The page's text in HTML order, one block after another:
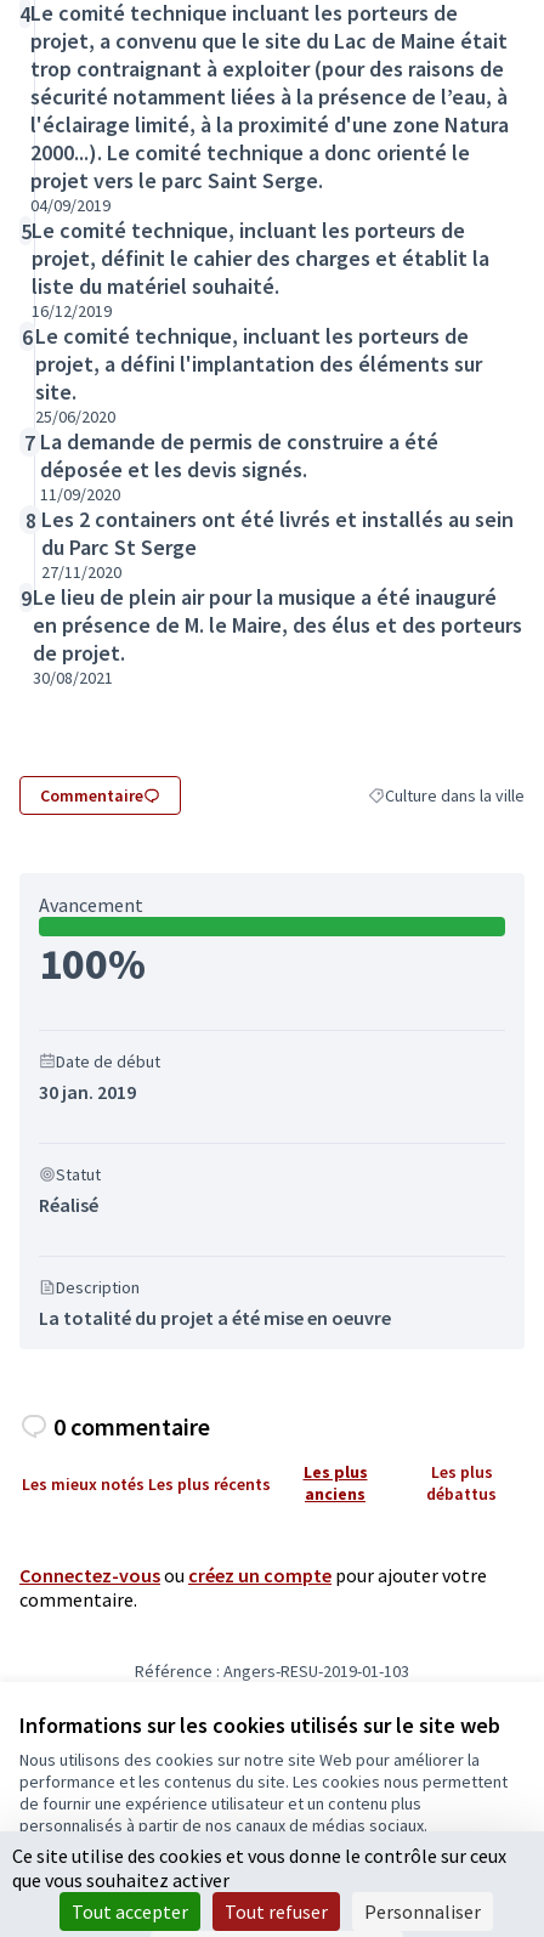
Informations sur les cookies utilisés sur le site web
Nous utilisons des cookies sur notre site Web pour améliorer la
performance et les contenus du site. Les cookies nous permettent
de fournir une expérience utilisateur et un contenu plus
personnalisés à partir de nos canaux de médias sociaux.
Tout accepter
Accepter seulement les cookies essentiels
4Le comité technique incluant les porteurs de
projet, a convenu que le site du Lac de Maine était
trop contraignant à exploiter (pour des raisons de
sécurité notamment liées à la présence de l’eau, à
l'éclairage limité, à la proximité d'une zone Natura
2000...). Le comité technique a donc orienté le
projet vers le parc Saint Serge.
04/09/2019
5Le comité technique, incluant les porteurs de
projet, définit le cahier des charges et établit la
liste du matériel souhaité.
16/12/2019
6Le comité technique, incluant les porteurs de
projet, a défini l'implantation des éléments sur
site.
25/06/2020
7 La demande de permis de construire a été
déposée et les devis signés.
11/09/2020
8 Les 2 containers ont été livrés et installés au sein
du Parc St Serge
27/11/2020
9Le lieu de plein air pour la musique a été inauguré
en présence de M. le Maire, des élus et des porteurs
de projet.
30/08/2021
Commentaire Filtrer les résultats de
Culture dans la ville
Avancement
100%
Date de début
30 jan. 2019
Statut
Réalisé
Description
La totalité du projet a été mise en oeuvre
0 commentaire
Les mieux notés Les plus récents
Les plus
anciens
Les plus
débattus
Connectez-vousou créez un compte pour ajouter votre
commentaire.
Référence : Angers-RESU-2019-01-103
Conditions d'utilisation
Paramètres des cookies
Ecrivons Angers sur X
(Lien externe)
Ecrivons Angers sur Facebook
(Lien externe)
Licence
(Lien
Ce site utilise des cookies et vous donne le contrôle sur ceux
que vous souhaitez activer
Tout accepter
Tout refuser Personnaliser